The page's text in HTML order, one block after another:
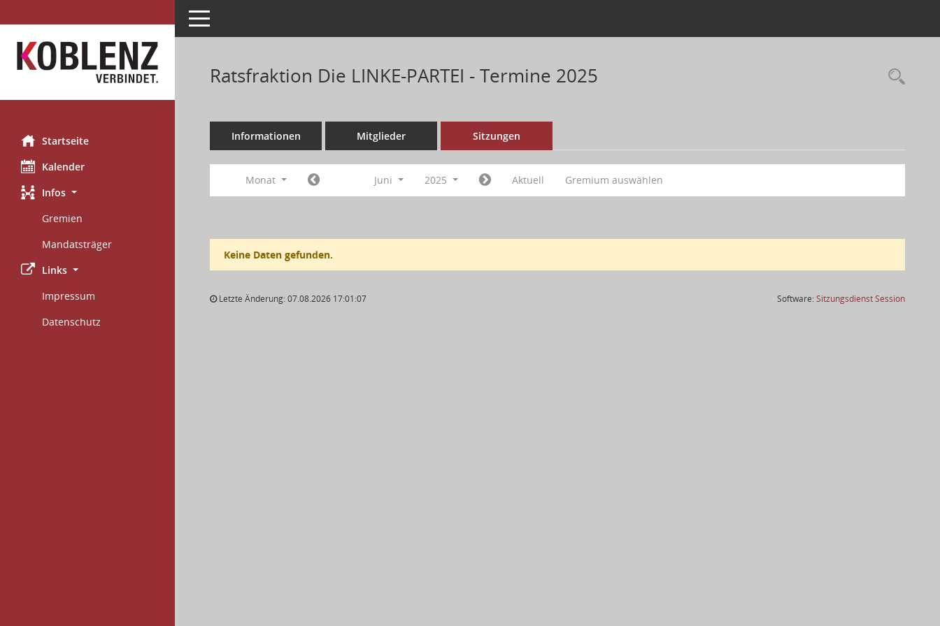
Startseite
Kalender
Infos
Gremien
Mandatsträger
Links
Impressum
Datenschutz
Toggle navigation
Ratsfraktion Die LINKE-PARTEI - Termine 2025
Informationen Mitglieder Sitzungen
Monat Juni 2025 Aktuell Gremium auswählen
Keine Daten gefunden.
Letzte Änderung: 07.08.2026 17:01:07 Software:SitzungsdienstSession(Wird in